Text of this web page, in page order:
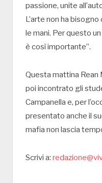
passione, unite
L’arte non ha
le mani. Per questo
è così importante”.
Questa mattina Rean
poi incontrato gli
Campanella e, per
presentato anche il
mafia non lascia
Scrivi a: